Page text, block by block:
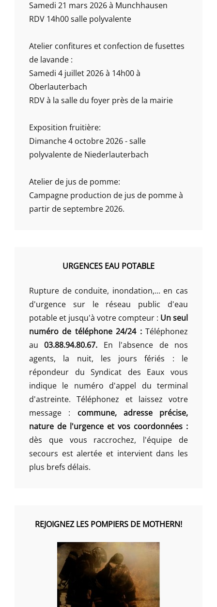
Samedi 21 mars 2026 à Munchhausen
RDV 14h00 salle polyvalente
Atelier confitures et confection de fusettes
de lavande :
Samedi 4 juillet 2026 à 14h00 à
Oberlauterbach
RDV à la salle du foyer près de la mairie
Exposition fruitière:
Dimanche 4 octobre 2026 - salle
polyvalente de Niederlauterbach
Atelier de jus de pomme:
Campagne production de jus de pomme à
partir de septembre 2026.
URGENCES EAU POTABLE
Rupture de conduite, inondation,... en cas
d'urgence sur le réseau public d'eau
potable et jusqu'à votre compteur : Un seul
numéro de téléphone 24/24 :Téléphonez
au03.88.94.80.67. En l'absence de nos
agents, la nuit, les jours fériés : le
répondeur du Syndicat des Eaux vous
indique le numéro d'appel du terminal
d'astreinte. Téléphonez et laissez votre
message : commune, adresse précise,
nature de l'urgence et vos coordonnées :
dès que vous raccrochez, l'équipe de
secours est alertée et intervient dans les
plus brefs délais.
REJOIGNEZ LES POMPIERS DE MOTHERN!